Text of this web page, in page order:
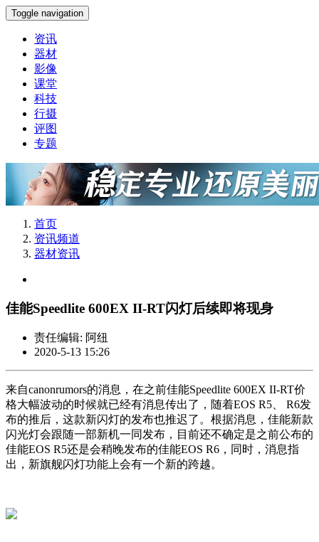
Toggle navigation
资讯
器材
影像
课堂
科技
行摄
评图
专题
首页
资讯频道
器材资讯
佳能Speedlite 600EX II-RT闪灯后续即将现身
责任编辑: 阿纽
2020-5-13 15:26
来自canonrumors的消息，在之前佳能Speedlite 600EX II-RT价
格大幅波动的时候就已经有消息传出了，随着EOS R5、 R6发
布的推后，这款新闪灯的发布也推迟了。根据消息，佳能新款
闪光灯会跟随一部新机一同发布，目前还不确定是之前公布的
佳能EOS R5还是会稍晚发布的佳能EOS R6，同时，消息指
出，新旗舰闪灯功能上会有一个新的跨越。